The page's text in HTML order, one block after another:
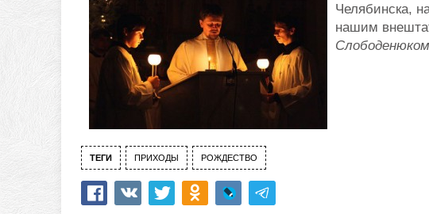
Челябинска,
нашим
Слободенюком
ТЕГИ ПРИХОДЫ РОЖДЕСТВО